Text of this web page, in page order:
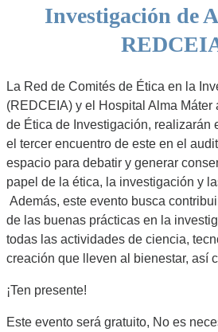
Investigación de
La Red de Comités de Ética en la
(REDCEIA) y el Hospital Alma Máter
de Ética de Investigación, realizarán
el tercer encuentro de este en el
espacio para debatir y generar
papel de la ética, la investigación y
Además, este evento busca
de las buenas prácticas en la
todas las actividades de ciencia,
creación que lleven al bienestar, así
¡Ten presente!
Este evento será gratuito, No es